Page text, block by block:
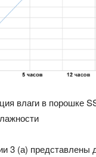
влаги в порошке
3 (а) представлены